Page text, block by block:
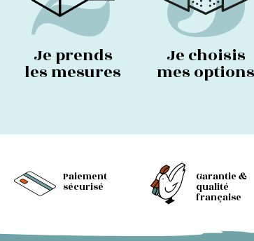
Je prends
les mesures
Je choisis
mes options
Paiement
sécurisé
Garantie &
qualité
française